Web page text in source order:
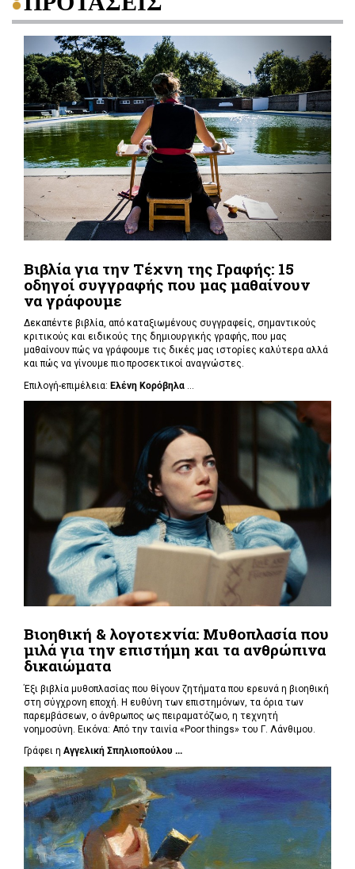
Βιβλία για την Τέχνη της Γραφής: 15
οδηγοί συγγραφής που μας μαθαίνουν
να γράφουμε
Δεκαπέντε βιβλία, από καταξιωμένους συγγραφείς, σημαντικούς
κριτικούς και ειδικούς της δημιουργικής γραφής, που μας
μαθαίνουν πώς να γράφουμε τις δικές μας ιστορίες καλύτερα αλλά
και πώς να γίνουμε πιο προσεκτικοί αναγνώστες.
Επιλογή-επιμέλεια: Ελένη Κορόβηλα
Βιοηθική & λογοτεχνία: Μυθοπλασία που
μιλά για την επιστήμη και τα ανθρώπινα
δικαιώματα
Έξι βιβλία μυθοπλασίας που θίγουν ζητήματα που ερευνά η βιοηθική
στη σύγχρονη εποχή. Η ευθύνη των επιστημόνων, τα όρια των
παρεμβάσεων, ο άνθρωπος ως πειραματόζωο, η τεχνητή
νοημοσύνη. Εικόνα: Από την ταινία «Poor things» του Γ. Λάνθιμου.
Γράφει η Αγγελική Σπηλιοπούλου ...